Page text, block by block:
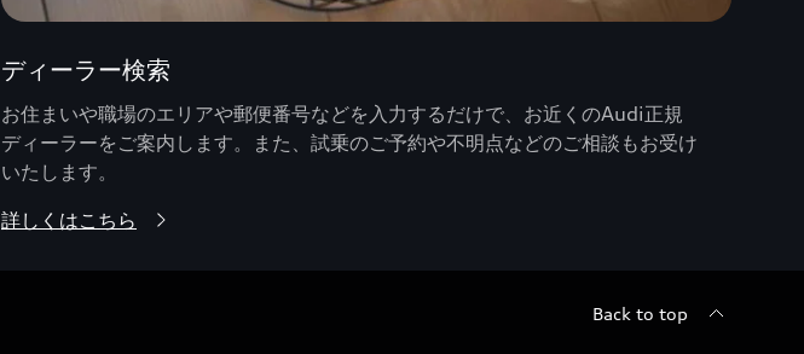
ディーラー検索
お住まいや職場のエリアや郵便番号などを入力するだけで、お近くのAudi正規
ディーラーをご案内します。また、試乗のご予約や不明点などのご相談もお受け
いたします。
詳しくはこちら
Back to top